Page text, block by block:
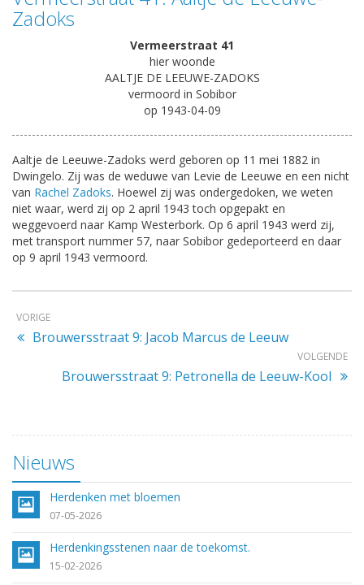
Zadoks
Vermeerstraat 41
hier woonde
AALTJE DE LEEUWE-ZADOKS
vermoord in Sobibor
op 1943-04-09
Aaltje de Leeuwe-Zadoks werd geboren op 11 mei 1882 in
Dwingelo. Zij was de weduwe van Levie de Leeuwe en een nicht
van Rachel Zadoks. Hoewel zij was ondergedoken, we weten
niet waar, werd zij op 2 april 1943 toch opgepakt en
weggevoerd naar Kamp Westerbork. Op 6 april 1943 werd zij,
met transport nummer 57, naar Sobibor gedeporteerd en daar
op 9 april 1943 vermoord.
VORIGE
Brouwersstraat 9: Jacob Marcus de Leeuw
VOLGENDE
Brouwersstraat 9: Petronella de Leeuw-Kool
Nieuws
Herdenken met bloemen
07-05-2026
Herdenkingsstenen naar de toekomst.
15-02-2026